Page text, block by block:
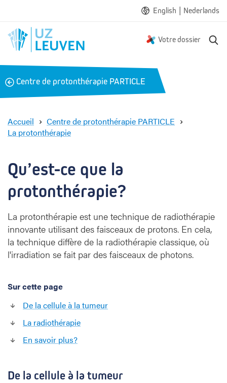
English | Nederlands
Votre dossier
B
k
Centre de protonthérapie PARTICLE
Accueil
Centre de protonthérapie PARTICLE
La protonthérapie
o
p
o
d
e
l
a
o
n
t
h
a
Qu’est-ce que la
protonthérapie?
La protonthérapie est une technique de radiothérapie
innovante utilisant des faisceaux de protons. En cela,
la technique diffère de la radiothérapie classique, où
l'irradiation se fait par des faisceaux de photons.
Sur cette page
De la cellule à la tumeur
La radiothérapie
En savoir plus?
De la cellule à la tumeur